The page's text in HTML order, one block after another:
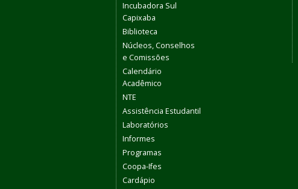
Incubadora Sul
Capixaba
Biblioteca
Núcleos, Conselhos
e Comissões
Calendário
Acadêmico
NTE
Assistência Estudantil
Laboratórios
Informes
Programas
Coopa-Ifes
Cardápio